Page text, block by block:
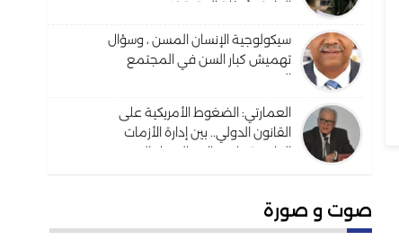
البراءة وأسئلة الحقيقة”.
سيكولوجية الإنسان المسن ، وسؤال
تهميش كبار السن في المجتمع
المغربي ؟
العمارتي: الضغوط الأمريكية على
القانون الدولي.. بين إدارة الأزمات
الظرفية واحتمالات التحول البنيوي
صوت و صورة